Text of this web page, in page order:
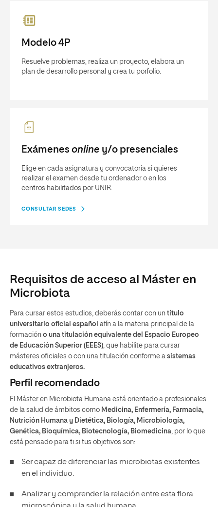
Modelo 4P
Resuelve problemas, realiza un proyecto, elabora un
plan de desarrollo personal y crea tu porfolio.
Exámenes online y/o presenciales
Elige en cada asignatura y convocatoria si quieres
realizar el examen desde tu ordenador o en los
centros habilitados por UNIR.
CONSULTAR SEDES
Requisitos de acceso al Máster en
Microbiota
Para cursar estos estudios, deberás contar con un título
universitario oficial español afín a la materia principal de la
formación o una titulación equivalente del Espacio Europeo
de Educación Superior (EEES), que habilite para cursar
másteres oficiales o con una titulación conforme a sistemas
educativos extranjeros.
Perfil recomendado
El Máster en Microbiota Humana está orientado a profesionales
de la salud de ámbitos como Medicina, Enfermería, Farmacia,
Nutrición Humana y Dietética, Biología, Microbiología,
Genética, Bioquímica, Biotecnología, Biomedicina, por lo que
está pensado para ti si tus objetivos son:
Ser capaz de diferenciar las microbiotas existentes
en el individuo.
Analizar y comprender la relación entre esta flora